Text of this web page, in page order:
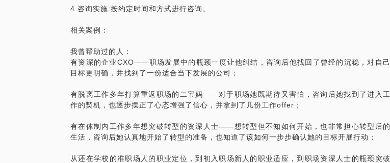
4.咨询实施:按约定时间和方式进行咨询。
相关案例：
我曾帮助过的人：
有资深的企业CXO——职场发展中的瓶颈一度让他纠结，咨询后他找回了曾经的沉稳，对自己
目标更明确，并找到了一份适合当下发展的公司；
有脱离工作多年打算重返职场的二宝妈——对于职场她既期待又害怕，咨询后她找到了进入工
作的契机，也逐步摆正了心态增强了信心，并拿到了几份工作offer；
有在体制内工作多年想突破转型的资深人士——想转型但不知如何开始，也非常担心转型后的
生活，咨询后她认真地开始了转型的准备，也知道了该如何一步步确认她的目标开展行动；
从还在学校的准职场人的职业定位，到初入职场新人的职业适应，到职场资深人士的瓶颈突破